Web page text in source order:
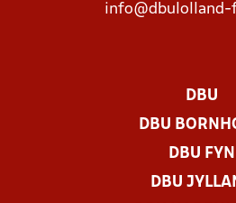
info@dbulolland-
DBU
DBU
DBU FYN
DBU